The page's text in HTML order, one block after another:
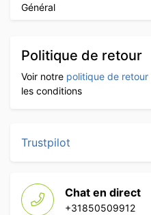
Général
Politique de retour
Voir notre politique de retour
les conditions
Trustpilot
Chat en direct
+31850509912